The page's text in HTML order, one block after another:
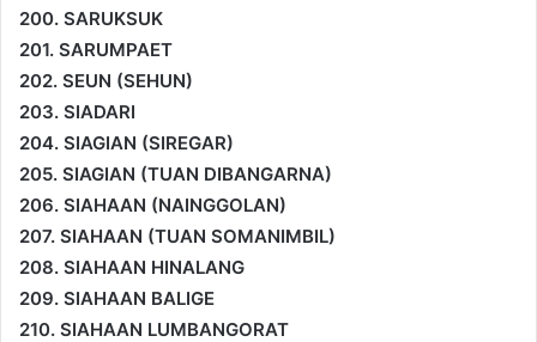
200. SARUKSUK
201. SARUMPAET
202. SEUN (SEHUN)
203. SIADARI
204. SIAGIAN (SIREGAR)
205. SIAGIAN (TUAN DIBANGARNA)
206. SIAHAAN (NAINGGOLAN)
207. SIAHAAN (TUAN SOMANIMBIL)
208. SIAHAAN HINALANG
209. SIAHAAN BALIGE
210. SIAHAAN LUMBANGORAT